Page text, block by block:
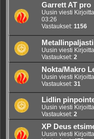
Garrett AT pro
Uusin viesti
03:26
Vastaukset: 1156
Uusin viesti
Vastaukset: 2
Nokta/Makro
Uusin viesti
Vastaukset: 31
Lidlin
Uusin viesti
Vastaukset: 2
XP Deus
Uusin viesti